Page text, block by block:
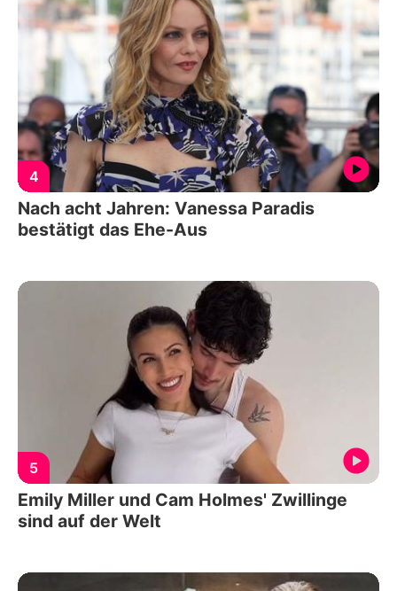
4
Nach acht Jahren: Vanessa Paradis
bestätigt das Ehe-Aus
5
Emily Miller und Cam Holmes' Zwillinge
sind auf der Welt